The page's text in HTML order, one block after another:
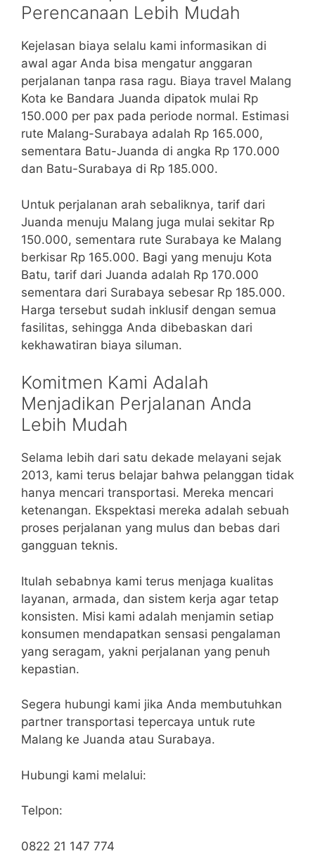
Perencanaan Lebih Mudah
Kejelasan biaya selalu kami informasikan di
awal agar Anda bisa mengatur anggaran
perjalanan tanpa rasa ragu. Biaya travel Malang
Kota ke Bandara Juanda dipatok mulai Rp
150.000 per pax pada periode normal. Estimasi
rute Malang-Surabaya adalah Rp 165.000,
sementara Batu-Juanda di angka Rp 170.000
dan Batu-Surabaya di Rp 185.000.
Untuk perjalanan arah sebaliknya, tarif dari
Juanda menuju Malang juga mulai sekitar Rp
150.000, sementara rute Surabaya ke Malang
berkisar Rp 165.000. Bagi yang menuju Kota
Batu, tarif dari Juanda adalah Rp 170.000
sementara dari Surabaya sebesar Rp 185.000.
Harga tersebut sudah inklusif dengan semua
fasilitas, sehingga Anda dibebaskan dari
kekhawatiran biaya siluman.
Komitmen Kami Adalah
Menjadikan Perjalanan Anda
Lebih Mudah
Selama lebih dari satu dekade melayani sejak
2013, kami terus belajar bahwa pelanggan tidak
hanya mencari transportasi. Mereka mencari
ketenangan. Ekspektasi mereka adalah sebuah
proses perjalanan yang mulus dan bebas dari
gangguan teknis.
Itulah sebabnya kami terus menjaga kualitas
layanan, armada, dan sistem kerja agar tetap
konsisten. Misi kami adalah menjamin setiap
konsumen mendapatkan sensasi pengalaman
yang seragam, yakni perjalanan yang penuh
kepastian.
Segera hubungi kami jika Anda membutuhkan
partner transportasi tepercaya untuk rute
Malang ke Juanda atau Surabaya.
Hubungi kami melalui:
Telpon:
0822 21 147 774